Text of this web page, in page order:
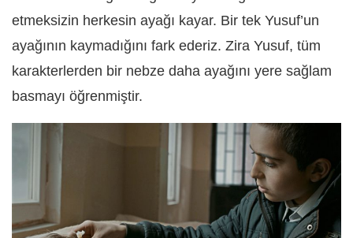
etmeksizin herkesin ayağı kayar. Bir tek Yusuf’un
ayağının kaymadığını fark ederiz. Zira Yusuf, tüm
karakterlerden bir nebze daha ayağını yere sağlam
basmayı öğrenmiştir.